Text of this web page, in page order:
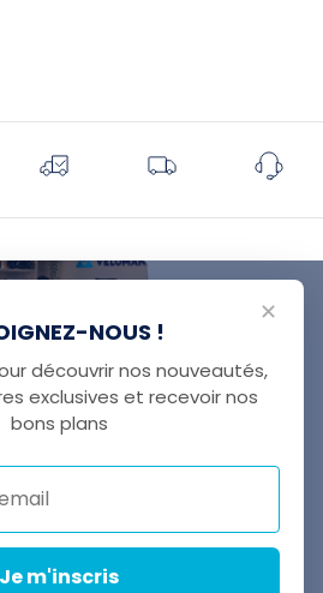
QUESTION ?
307 02 00
:
Entreprises
✕
NOUS !
découvrir nos nouveautés,
exclusives et recevoir nos
bons plans
Je m'inscris